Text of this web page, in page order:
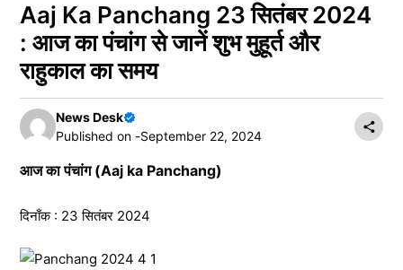
Aaj Ka Panchang 23 सितंबर 2024
: आज का पंचांग से जानें शुभ मुहूर्त और
राहुकाल का समय
News Desk
Published on -September 22, 2024
आज का पंचांग (Aaj ka Panchang)
दिनाँक : 23 सितंबर 2024